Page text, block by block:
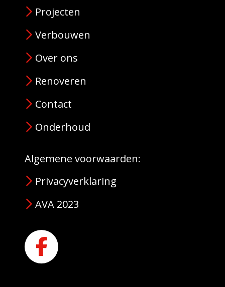
Projecten
Verbouwen
Over ons
Renoveren
Contact
Onderhoud
Algemene voorwaarden:
Privacyverklaring
AVA 2023